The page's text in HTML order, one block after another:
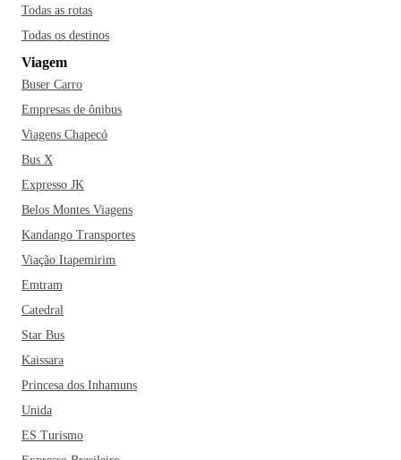
Todas as rotas
Todas os destinos
Viagem
Buser Carro
Empresas de ônibus
Viagens Chapecó
Bus X
Expresso JK
Belos Montes Viagens
Kandango Transportes
Viação Itapemirim
Emtram
Catedral
Star Bus
Kaissara
Princesa dos Inhamuns
Unida
ES Turismo